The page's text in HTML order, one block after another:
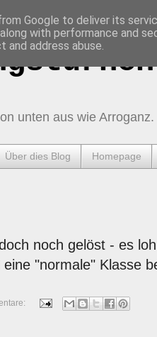
unten aus wie Arroganz.
Über dies Blog Homepage
noch gelöst - es
"normale" Klasse
Google to deliver its
with performance and
address abuse.